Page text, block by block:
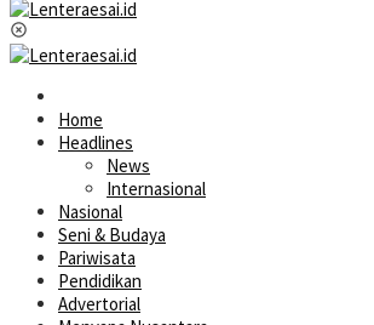
Home
Headlines
News
Internasional
Nasional
Seni & Budaya
Pariwisata
Pendidikan
Advertorial